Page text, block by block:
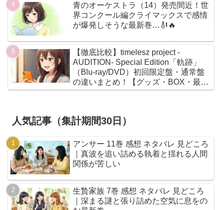
青のオーケストラ（14）発売間近！世
界コンクール編クライマックスで感情
が爆発しそうな最新巻…🎻🔥
【徹底比較】timelesz project -
AUDITION- Special Edition「軌跡」
（Blu-ray/DVD）初回限定盤・通常盤
の違いまとめ！【グッズ・BOX・最安
値】
人気記事（集計期間30日）
アンサー 11巻 感想 ネタバレ 見どころ
｜真波を追い詰める執着と揺れる人間
関係が苦しい
生贄家族 7巻 感想 ネタバレ 見どころ
｜深まる謎と張り詰めた空気に息をの